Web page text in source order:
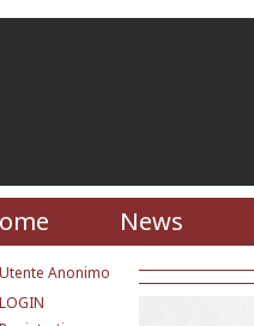
News
Utente Anonimo
LOGIN